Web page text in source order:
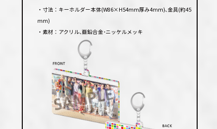
・寸法：キーホルダー本体(W86×H54mm厚み4mm)､金具(約45
ｍｍ)
・素材：アクリル､亜鉛合金･ニッケルメッキ